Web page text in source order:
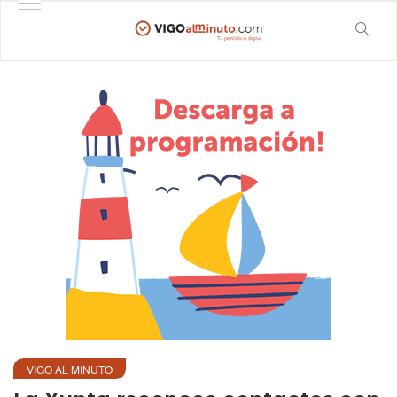
VIGO AL MINUTO